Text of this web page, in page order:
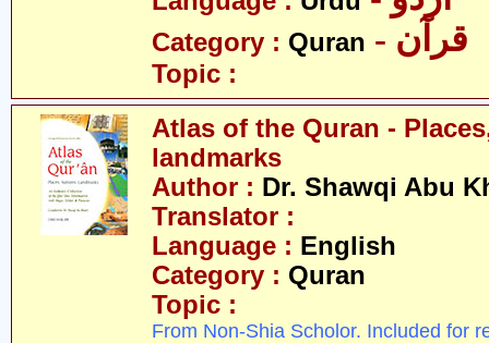
Category : Quran - قرآن
Topic :
Atlas of the Quran -
landmarks
Author : Dr. Shawqi Abu
Translator :
Language : English
Category : Quran
Topic :
From Non-Shia Scholor. Included for